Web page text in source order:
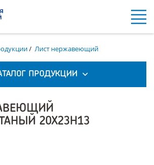
/ Лист нержавеющий
ПРОДУКЦИИ
20Х23Н13